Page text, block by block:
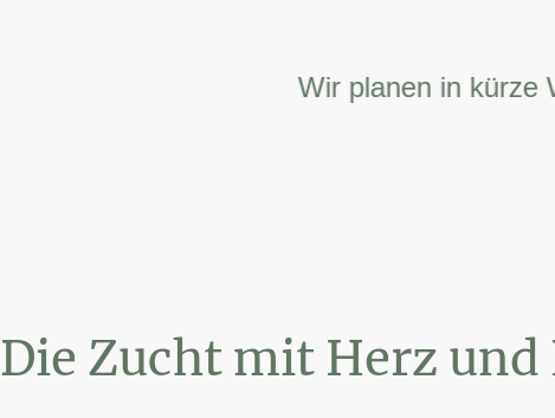
Wir planen in kürze
Die Zucht mit Herz